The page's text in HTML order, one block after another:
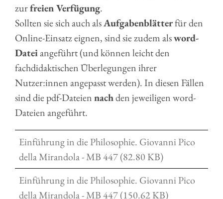
zurfreien Verfügung.
Sollten sie sich auch alsAufgabenblätterfür den
Online-Einsatz eignen, sind sie zudem alsword-
Dateiangeführt (und können leicht den
fachdidaktischen Überlegungen ihrer
Nutzer:innen angepasst werden). In diesen Fällen
sind die pdf-Dateiennachden jeweiligen word-
Dateien angeführt.
Einführung in die Philosophie. Giovanni Pico
della Mirandola - MB 447 (82.80 KB)
Einführung in die Philosophie. Giovanni Pico
della Mirandola - MB 447 (150.62 KB)